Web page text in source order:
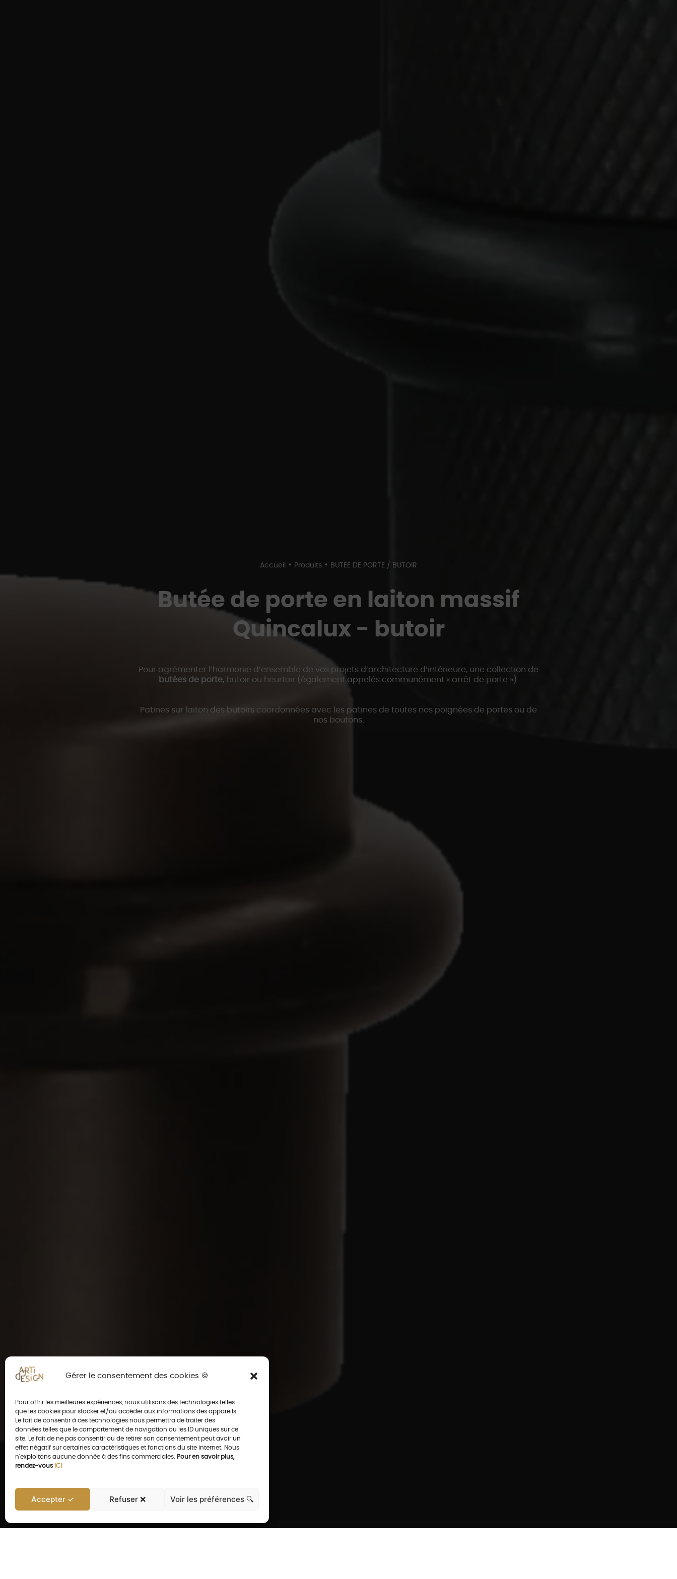
Gérer le consentement des cookies 🍪
Pour offrir les meilleures expériences, nous utilisons des technologies telles
que les cookies pour stocker et/ou accéder aux informations des appareils.
Le fait de consentir à ces technologies nous permettra de traiter des
données telles que le comportement de navigation ou les ID uniques sur ce
site. Le fait de ne pas consentir ou de retirer son consentement peut avoir un
effet négatif sur certaines caractéristiques et fonctions du site internet. Nous
n'exploitons aucune donnée à des fins commerciales.
Pour en savoir plus,
rendez-vous ICI
Accepter ✓ Refuser ❌ Voir les préférences 🔍
Accueil • Produits • BUTEE DE PORTE / BUTOIR
Butée de porte en laiton massif
Quincalux - butoir
Pour agrémenter l’harmonie d’ensemble de vos projets d’architecture d’intérieure, une collection de
butées de porte, butoir ou heurtoir (également appelés communément « arrêt de porte »).
Patines sur laiton des butoirs coordonnées avec les patines de toutes nos poignées de portes ou de
nos boutons.